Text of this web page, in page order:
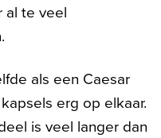
al te veel
als een Caesar
erg op elkaar.
is veel langer dan